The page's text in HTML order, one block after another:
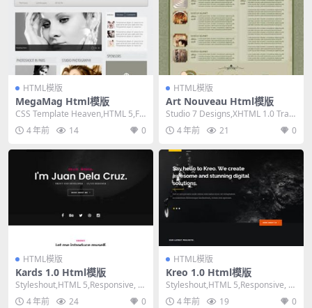
HTML模版
MegaMag Html模版
CSS Template Heaven,HTML 5,Fix
ed Width, ...
4 年前 14 0
HTML模版
Art Nouveau Html模版
Studio 7 Designs,XHTML 1.0 Tran
sitional,...
4 年前 21 0
HTML模版
Kards 1.0 Html模版
Styleshout,HTML 5,Responsive, M
ixed Colu...
4 年前 24 0
HTML模版
Kreo 1.0 Html模版
Styleshout,HTML 5,Responsive, M
ixed Colu...
4 年前 19 0